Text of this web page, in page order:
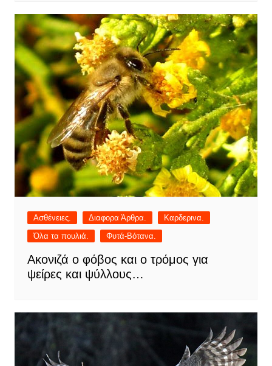
Ασθένειες. Διαφορα Άρθρα.
Καρδερινα.
Όλα τα πουλιά.
Φυτά-Βότανα.
Ακονιζά ο φόβος και ο τρόμος για
ψείρες και ψύλλους…